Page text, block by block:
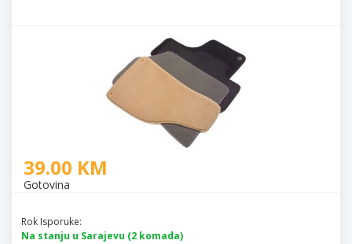
39.00 KM
Gotovina
Rok Isporuke:
Na stanju u Sarajevu (2 komada)